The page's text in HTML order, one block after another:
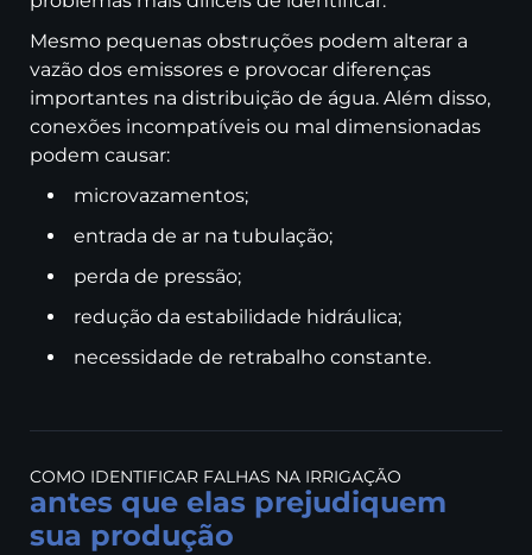
Mesmo pequenas obstruções podem alterar a
vazão dos emissores e provocar diferenças
importantes na distribuição de água. Além disso,
conexões incompatíveis ou mal dimensionadas
podem causar:
microvazamentos;
entrada de ar na tubulação;
perda de pressão;
redução da estabilidade hidráulica;
necessidade de retrabalho constante.
COMO IDENTIFICAR FALHAS NA IRRIGAÇÃO
antes que elas prejudiquem
sua produção